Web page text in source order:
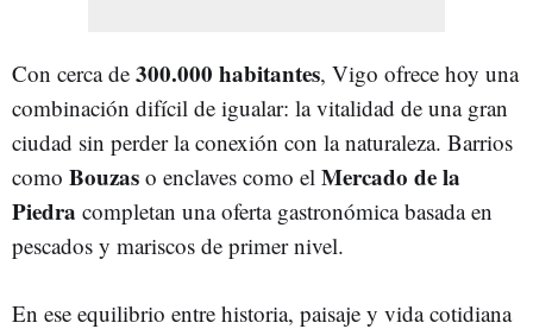
Con cerca de 300.000 habitantes, Vigo ofrece hoy una
combinación difícil de igualar: la vitalidad de una gran
ciudad sin perder la conexión con la naturaleza. Barrios
como Bouzas o enclaves como el Mercado de la
Piedra completan una oferta gastronómica basada en
pescados y mariscos de primer nivel.
En ese equilibrio entre historia, paisaje y vida cotidiana